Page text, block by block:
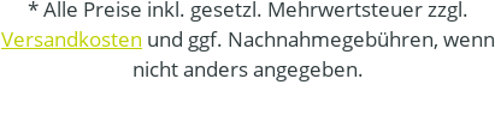
* Alle Preise inkl. gesetzl. Mehrwertsteuer zzgl.
Versandkosten und ggf. Nachnahmegebühren, wenn
nicht anders angegeben.